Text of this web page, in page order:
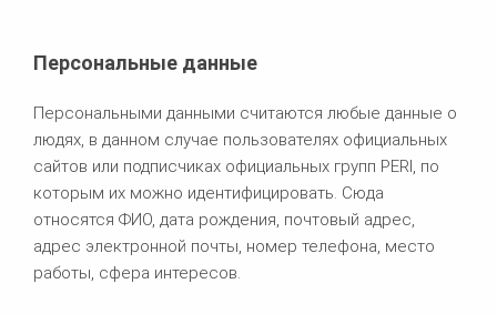
Персональные данные
Персональными данными считаются любые данные о
людях, в данном случае пользователях официальных
сайтов или подписчиках официальных групп PERI, по
которым их можно идентифицировать. Сюда
относятся ФИО, дата рождения, почтовый адрес,
адрес электронной почты, номер телефона, место
работы, сфера интересов.